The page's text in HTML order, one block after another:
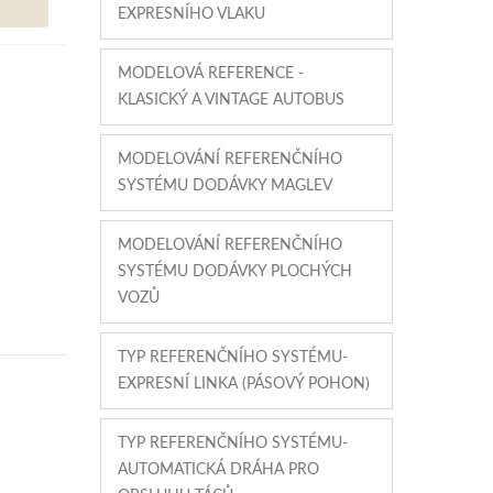
EXPRESNÍHO VLAKU
MODELOVÁ REFERENCE -
KLASICKÝ A VINTAGE AUTOBUS
MODELOVÁNÍ REFERENČNÍHO
SYSTÉMU DODÁVKY MAGLEV
MODELOVÁNÍ REFERENČNÍHO
SYSTÉMU DODÁVKY PLOCHÝCH
VOZŮ
TYP REFERENČNÍHO SYSTÉMU-
EXPRESNÍ LINKA (PÁSOVÝ POHON)
TYP REFERENČNÍHO SYSTÉMU-
AUTOMATICKÁ DRÁHA PRO